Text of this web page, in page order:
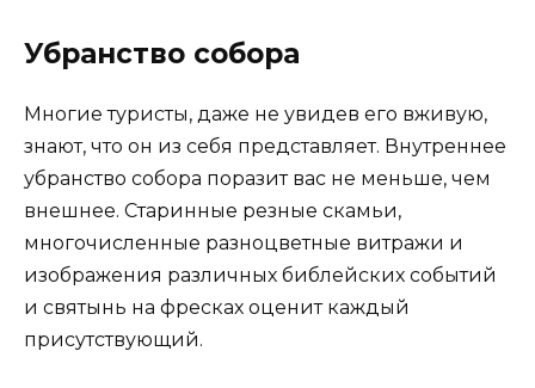
Убранство собора
Многие туристы, даже не увидев его вживую,
знают, что он из себя представляет. Внутреннее
убранство собора поразит вас не меньше, чем
внешнее. Старинные резные скамьи,
многочисленные разноцветные витражи и
изображения различных библейских событий
и святынь на фресках оценит каждый
присутствующий.